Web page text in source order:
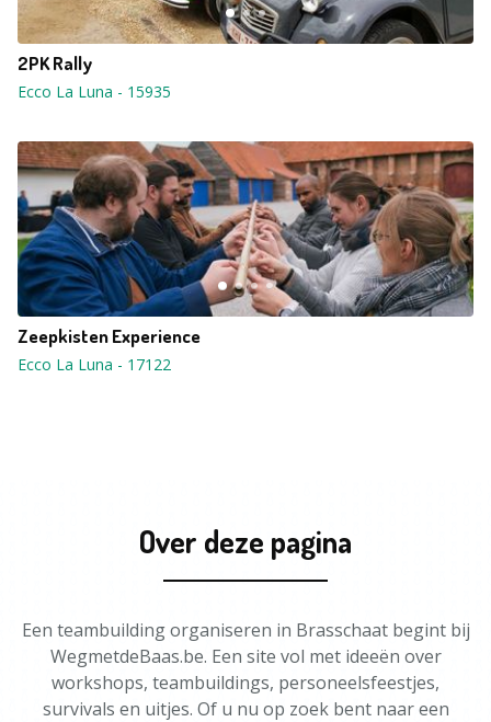
2PK Rally
Ecco La Luna - 15935
Zeepkisten Experience
Ecco La Luna - 17122
Over deze pagina
Een teambuilding organiseren in Brasschaat begint bij
WegmetdeBaas.be. Een site vol met ideeën over
workshops, teambuildings, personeelsfeestjes,
survivals en uitjes. Of u nu op zoek bent naar een